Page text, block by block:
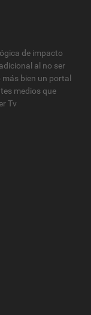
de impacto
al no ser
bien un portal
medios que
Tv